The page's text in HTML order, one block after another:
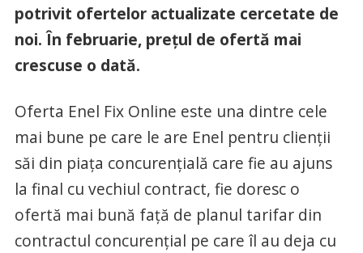
potrivit ofertelor actualizate cercetate de
noi. În februarie, prețul de ofertă mai
crescuse o dată.
Oferta Enel Fix Online este una dintre cele
mai bune pe care le are Enel pentru clienții
săi din piața concurențială care fie au ajuns
la final cu vechiul contract, fie doresc o
ofertă mai bună față de planul tarifar din
contractul concurențial pe care îl au deja cu